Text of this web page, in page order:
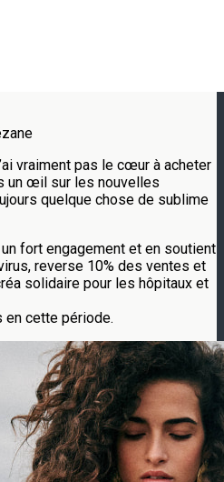
vraiment pas le cœur à acheter
un œil sur les nouvelles
quelque chose de sublime
fort engagement et en soutient
reverse 10% des ventes et
solidaire pour les hôpitaux et
cette période.